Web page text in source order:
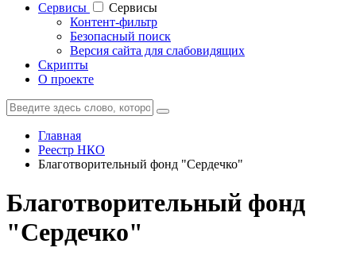
Cервисы
Cервисы
Контент-фильтр
Безопасный поиск
Версия сайта для слабовидящих
Скрипты
О проекте
Главная
Реестр НКО
Благотворительный фонд "Сердечко"
Благотворительный фонд
"Сердечко"